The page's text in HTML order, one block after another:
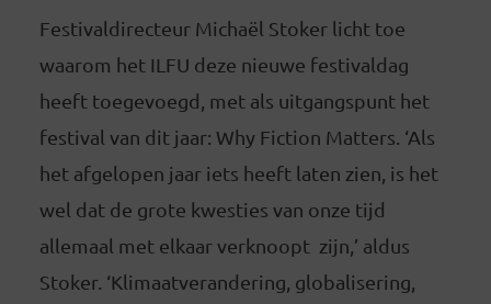
Festivaldirecteur Michaël Stoker licht toe
waarom het ILFU deze nieuwe festivaldag
heeft toegevoegd, met als uitgangspunt het
festival van dit jaar: Why Fiction Matters. ‘Als
het afgelopen jaar iets heeft laten zien, is het
wel dat de grote kwesties van onze tijd
allemaal met elkaar verknoopt zijn,’ aldus
Stoker. ‘Klimaatverandering, globalisering,